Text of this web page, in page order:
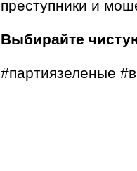
преступники и
Выбирайте
#партиязеленые